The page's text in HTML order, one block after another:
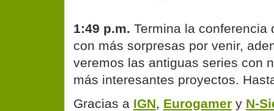
1:49 p.m. Termina la conferencia
con más sorpresas por venir,
veremos las antiguas series con
más interesantes proyectos.
Gracias a IGN, Eurogamer y N-